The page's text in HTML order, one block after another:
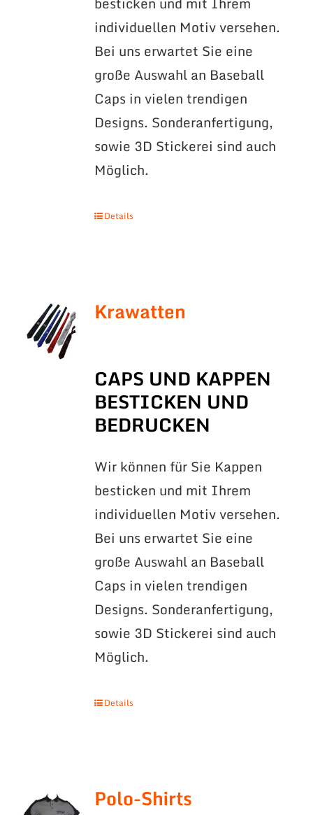
individuellen Motiv versehen.
Bei uns erwartet Sie eine
große Auswahl an Baseball
Caps in vielen trendigen
Designs. Sonderanfertigung,
sowie 3D Stickerei sind auch
Möglich.
Details
Krawatten
CAPS UND KAPPEN
BESTICKEN UND
BEDRUCKEN
Wir können für Sie Kappen
besticken und mit Ihrem
individuellen Motiv versehen.
Bei uns erwartet Sie eine
große Auswahl an Baseball
Caps in vielen trendigen
Designs. Sonderanfertigung,
sowie 3D Stickerei sind auch
Möglich.
Details
Polo-Shirts